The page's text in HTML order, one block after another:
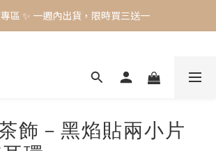
區 ✨ 一週內出貨，限時買三送一
區 ✨ 一週內出貨，限時買三送一
專區 ✨ 一週內出貨，限時買三送一
飾－黑焰貼兩小片